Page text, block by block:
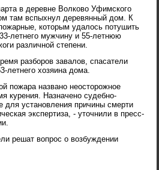
в деревне Волково Уфимского
там вспыхнул деревянный дом. К
которым удалось потушить
летнего мужчину и 55-летнюю
различной степени.
разборов завалов, спасатели
летнего хозяина дома.
пожара названо неосторожное
курения. Назначено судебно-
для установления причины смерти
экспертиза, - уточнили в пресс-
решат вопрос о возбуждении